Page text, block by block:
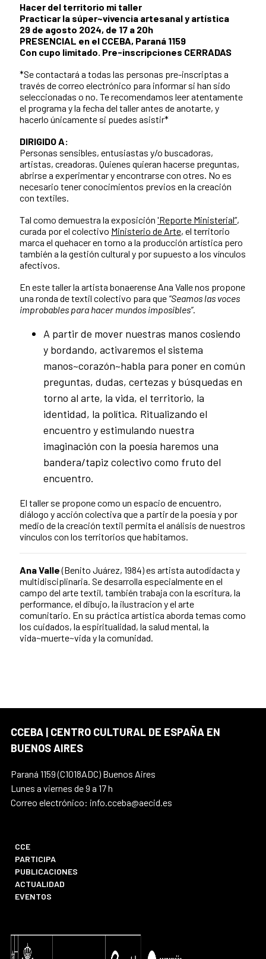
Hacer del territorio mi taller
Practicar la súper~vivencia artesanal y artística
29 de agosto 2024, de 17 a 20h
PRESENCIAL en el CCEBA, Paraná 1159
Con cupo limitado. Pre-inscripciones CERRADAS
*Se contactará a todas las personas pre-inscriptas a
través de correo electrónico para informar si han sido
seleccionadas o no. Te recomendamos leer atentamente
el programa y la fecha del taller antes de anotarte, y
hacerlo únicamente si puedes asistir*
DIRIGIDO A:
Personas sensibles, entusiastas y/o buscadoras,
artistas, creadoras. Quienes quieran hacerse preguntas,
abrirse a experimentar y encontrarse con otres. No es
necesario tener conocimientos previos en la creación
con textiles.
Tal como demuestra la exposición 'Reporte Ministerial”,
curada por el colectivo Ministerio de Arte, el territorio
marca el quehacer en torno a la producción artística pero
también a la gestión cultural y por supuesto a los vínculos
afectivos.
En este taller la artista bonaerense Ana Valle nos propone
una ronda de textil colectivo para que“Seamos las voces
improbables para hacer mundos imposibles”.
A partir de mover nuestras manos cosiendo
y bordando, activaremos el sistema
manos~corazón~habla para poner en común
preguntas, dudas, certezas y búsquedas en
torno al arte, la vida, el territorio, la
identidad, la política. Ritualizando el
encuentro y estimulando nuestra
imaginación con la poesía haremos una
bandera/tapiz colectivo como fruto del
encuentro.
El taller se propone como un espacio de encuentro,
diálogo y acción colectiva que a partir de la poesía y por
medio de la creación textil permita el análisis de nuestros
vínculos con los territorios que habitamos.
Ana Valle(Benito Juárez, 1984) es artista autodidacta y
multidisciplinaria. Se desarrolla especialmente en el
campo del arte textil, también trabaja con la escritura, la
performance, el dibujo, la ilustracion y el arte
comunitario. En su práctica artística aborda temas como
los cuidados, la espiritualidad, la salud mental, la
vida~muerte~vida y la comunidad.
CCEBA | CENTRO CULTURAL DE ESPAÑA EN
BUENOS AIRES
Paraná 1159 (C1018ADC) Buenos Aires
Lunes a viernes de 9 a 17 h
Correo electrónico: info.cceba@aecid.es
CCE
PARTICIPA
PUBLICACIONES
ACTUALIDAD
EVENTOS